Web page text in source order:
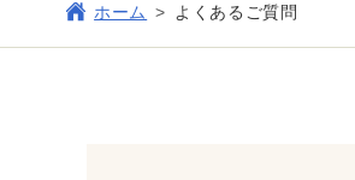
ホーム よくあるご質問